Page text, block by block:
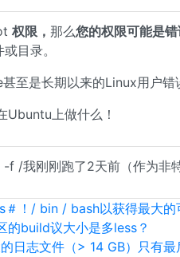
权限， 那么您的权限可能是错
目录。
至是长期以来的Linux用户错
Ubuntu上做什么！
f /我刚刚跑了2天前（作为非
！/ bin / bash以获得最大的
build议大小是多less？
日志文件（> 14 GB）只有最